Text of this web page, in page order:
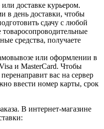
доставке курьером.
в день доставки, чтобы
сдачу с любой
средства, получаете
или оформлении в
и MasterCard. Чтобы
вас на сервер
ввести номер карты, срок
В интернет-магазине